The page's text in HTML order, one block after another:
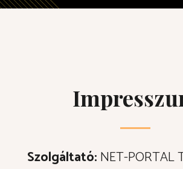
Szolgáltató:NET-PORTAL